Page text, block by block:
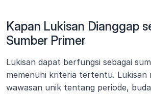
Kapan Lukisan Dianggap
Sumber Primer
Lukisan dapat berfungsi sebagai
memenuhi kriteria tertentu. Lukisan
wawasan unik tentang periode,